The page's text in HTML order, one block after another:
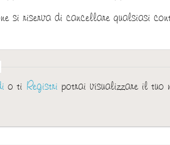
si riserva di cancellare qualsiasi
o ti Registri potrai visualizzare il tuo